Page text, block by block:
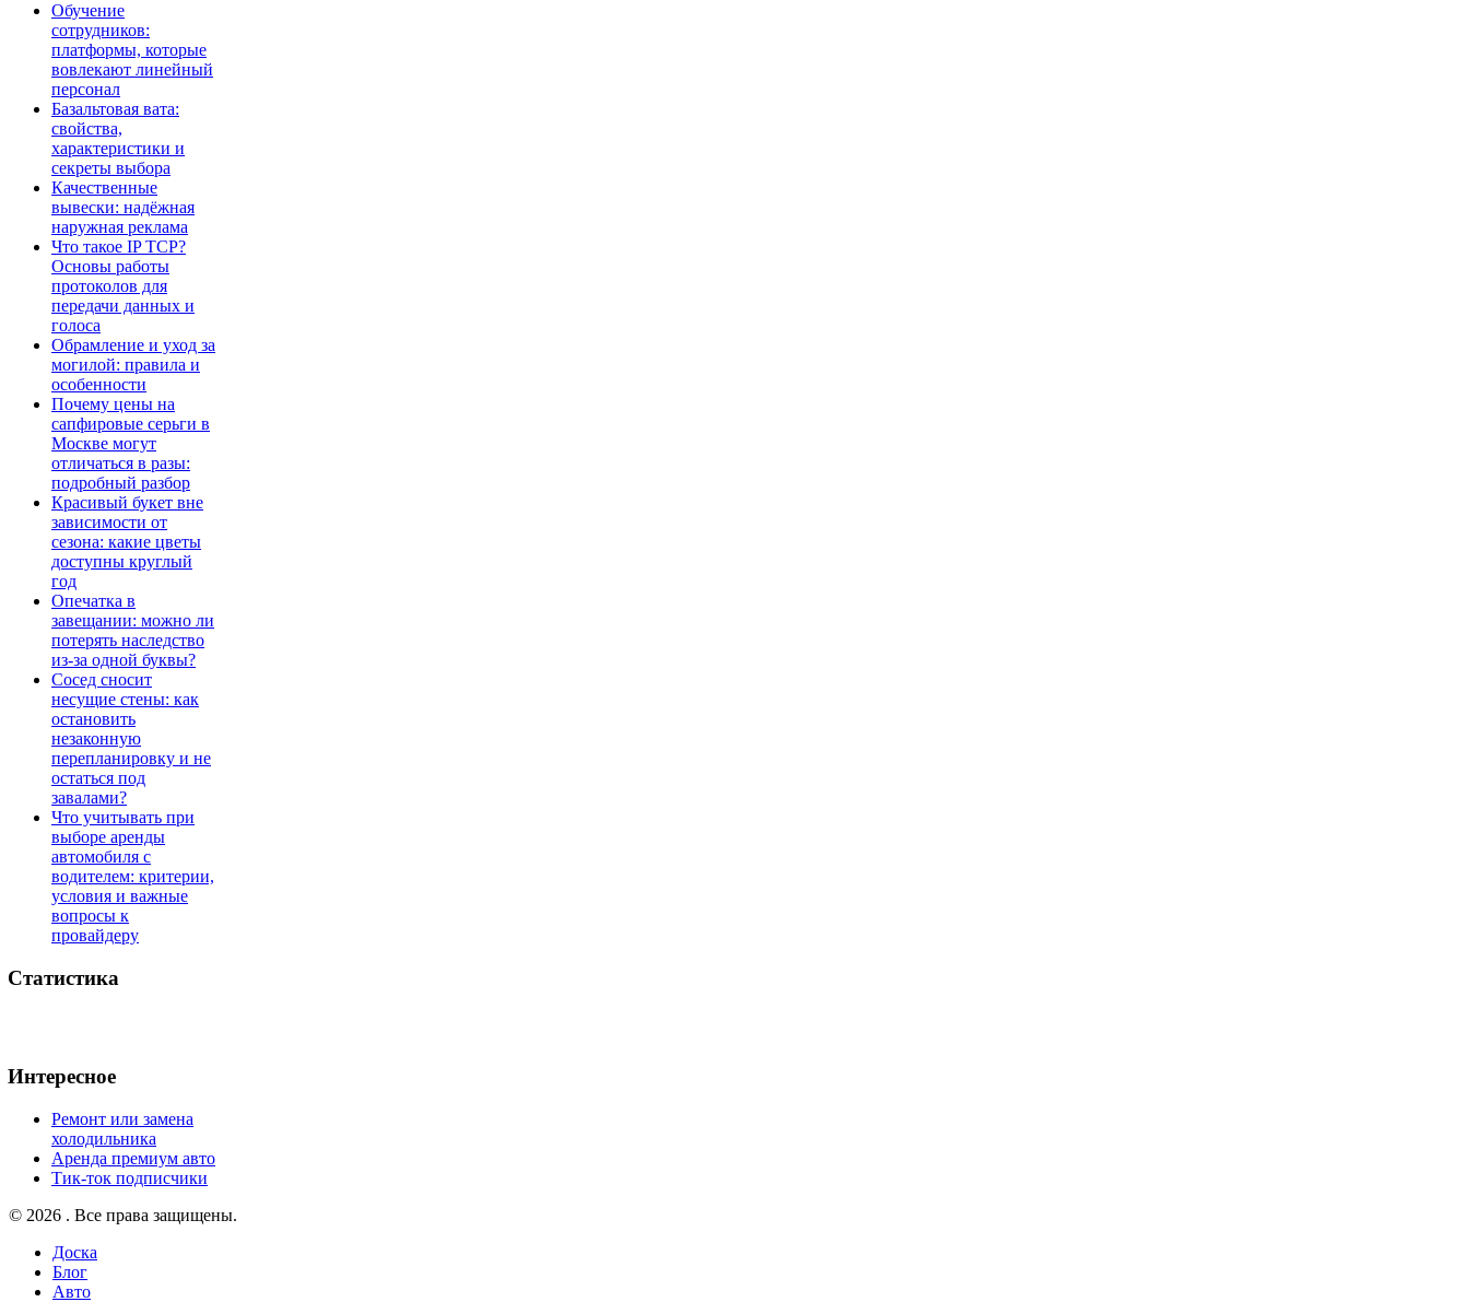
Обучение
сотрудников:
платформы, которые
вовлекают линейный
персонал
Базальтовая вата:
свойства,
характеристики и
секреты выбора
Качественные
вывески: надёжная
наружная реклама
Что такое IP TCP?
Основы работы
протоколов для
передачи данных и
голоса
Обрамление и уход за
могилой: правила и
особенности
Почему цены на
сапфировые серьги в
Москве могут
отличаться в разы:
подробный разбор
Красивый букет вне
зависимости от
сезона: какие цветы
доступны круглый
год
Опечатка в
завещании: можно ли
потерять наследство
из-за одной буквы?
Сосед сносит
несущие стены: как
остановить
незаконную
перепланировку и не
остаться под
завалами?
Что учитывать при
выборе аренды
автомобиля с
водителем: критерии,
условия и важные
вопросы к
провайдеру
Статистика
Интересное
Ремонт или замена
холодильника
Аренда премиум авто
Тик-ток подписчики
© 2026 . Все права защищены.
Доска
Блог
Авто